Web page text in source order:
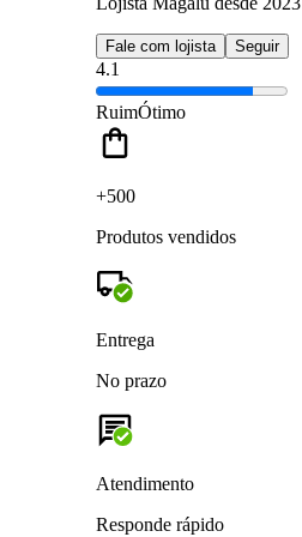
Fale com lojista Seguir
4.1
RuimÓtimo
+500
Produtos vendidos
Entrega
No prazo
Atendimento
Responde rápido